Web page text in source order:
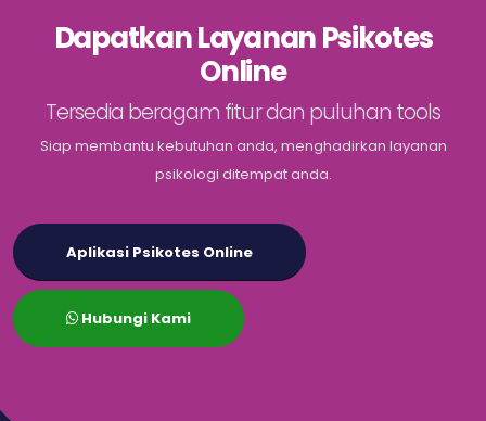
Dapatkan Layanan Psikotes
Online
Tersedia beragam fitur dan puluhan tools
Siap membantu kebutuhan anda, menghadirkan layanan
psikologi ditempat anda.
Aplikasi Psikotes Online
Hubungi Kami